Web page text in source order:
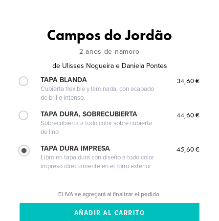
Campos do Jordão
2 anos de namoro
de Ulisses Nogueira e Daniela Pontes
TAPA BLANDA
Cubierta flexible y laminada, con acabado
de brillo intenso.
34,60 €
TAPA DURA, SOBRECUBIERTA
Sobrecubierta a todo color sobre cubierta
de lino
44,60 €
TAPA DURA IMPRESA
Libro en tapa dura con diseño a todo color
impreso directamente en el forro exterior
45,60 €
El IVA se agregará al finalizar el pedido.